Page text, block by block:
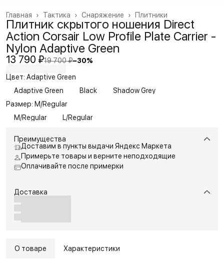
Плитники
Снаряжение ›
Тактика ›
Главная ›
Плитник скрытого ношения Direct
Action Corsair Low Profile Plate Carrier -
Nylon Adaptive Green
13 790 ₽19 700 ₽−30%
Цвет: Adaptive Green
Adaptive Green
Black
Shadow Grey
Размер: M/Regular
M/Regular
L/Regular
Преимущества
Доставим в пункты выдачи Яндекс Маркета
Примерьте товары и верните неподходящие
Оплачивайте после примерки
Доставка
О товаре Характеристики